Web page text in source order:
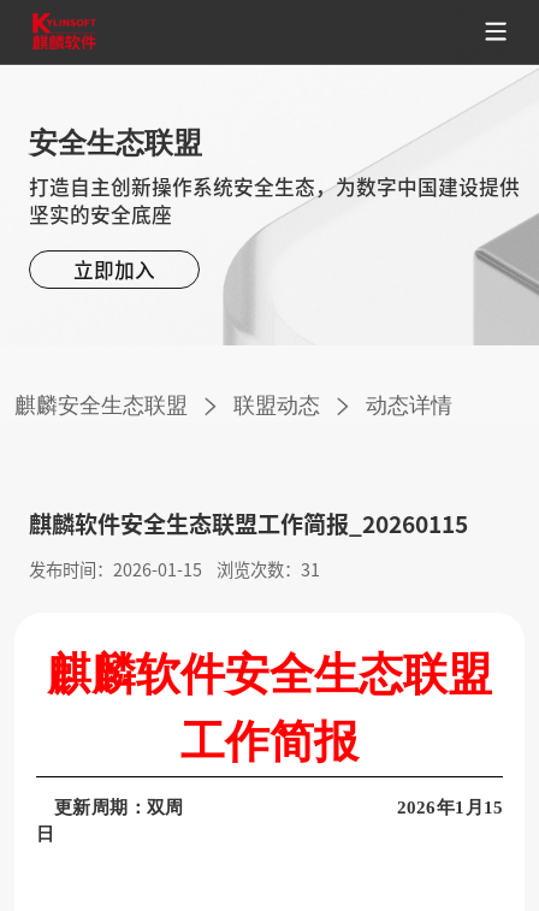
安全生态联盟
打造自主创新操作系统安全生态，为数字中国建设提供
坚实的安全底座
立即加入
麒麟安全生态联盟 联盟动态 动态详情
麒麟软件安全生态联盟工作简报_20260115
发布时间：2026-01-15 浏览次数：31
麒麟软件安全生态联盟
工作简报
更新周期：双周 2026年1 月 15
日